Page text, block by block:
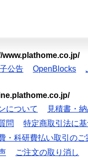
www.plathome.co.jp/
公告 OpenBlocks
について
見積書・
問
特定商取引法に
・科研費払い取引のご
ご注文の取り消し